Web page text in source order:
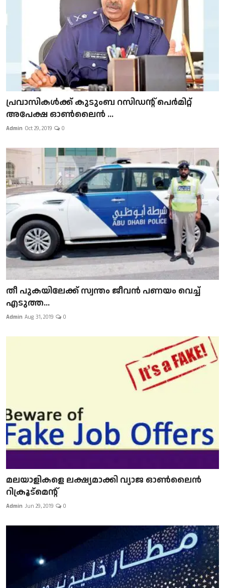
പ്രവാസികള്‍ക്ക് കുടുംബ റസിഡന്റ് പെർമിറ്റ്
അപേക്ഷ ഓൺലൈൻ ...
Admin Oct 29, 2019 0
​​​​​​​തീ പുകയിലേക്ക് സ്വന്തം ജീവന്‍ പണയം വെച്ച്
എടുത്ത...
Admin Aug 31, 2019 0
മലയാളികളെ ലക്ഷ്യമാക്കി വ്യാജ ഓൺലൈൻ
റിക്രൂട്മെന്റ്
Admin Jun 29, 2019 0